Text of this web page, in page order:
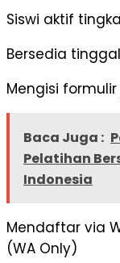
Siswi aktif
Bersedia
Mengisi
Baca Juga :
Pelatihan
Indonesia
Mendaftar via
(WA Only)